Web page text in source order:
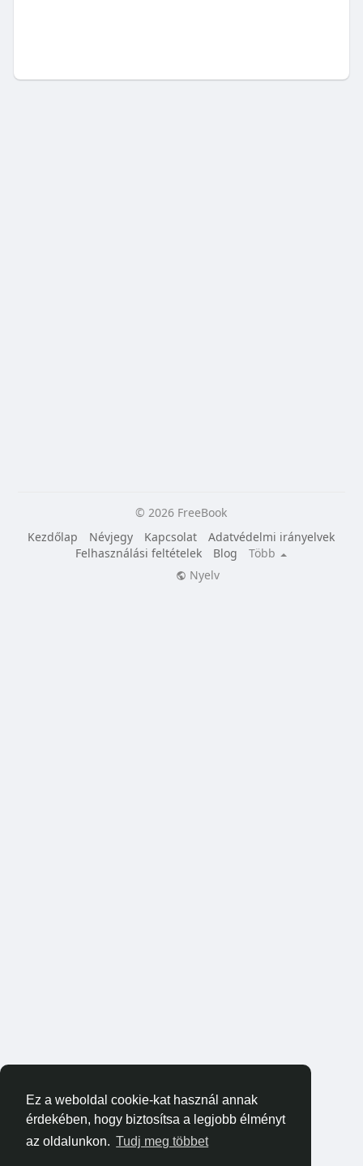
Ez a weboldal cookie-kat használ annak
érdekében, hogy biztosítsa a legjobb élményt
az oldalunkon. Tudj meg többet
© 2026 FreeBook
Kezdőlap
Névjegy Kapcsolat
Adatvédelmi irányelvek
Felhasználási feltételek
Blog
Több
Nyelv